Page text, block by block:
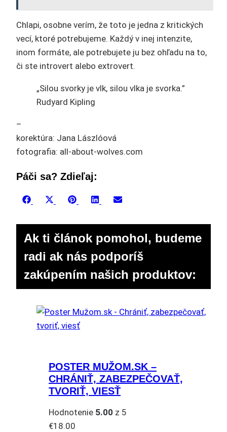
Chlapi, osobne verím, že toto je jedna z kritických
vecí, ktoré potrebujeme. Každý v inej intenzite,
inom formáte, ale potrebujete ju bez ohľadu na to,
či ste introvert alebo extrovert.
„Silou svorky je vlk, silou vlka je svorka.”
Rudyard Kipling
–
korektúra: Jana Lászlóová
fotografia: all-about-wolves.com
Páči sa? Zdieľaj:
Share
Facebook
Share
Share
PinterestShare
LinkedInShare
Ak ti článok pomohol, budeme
radi ak nás podporíš
zakúpením našich produktov:
POSTER MUŽOM.SK –
CHRÁNIŤ, ZABEZPEČOVAŤ,
TVORIŤ, VIESŤ
Hodnotenie 5.00 z 5
€18.00